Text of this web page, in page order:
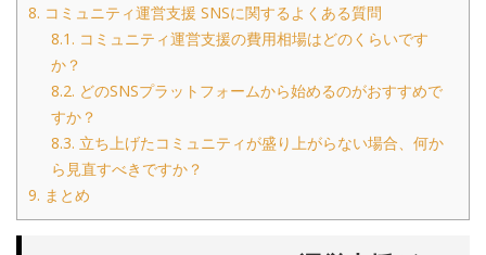
8. コミュニティ運営支援 SNSに関するよくある質問
8.1. コミュニティ運営支援の費用相場はどのくらいです
か？
8.2. どのSNSプラットフォームから始めるのがおすすめで
すか？
8.3. 立ち上げたコミュニティが盛り上がらない場合、何か
ら見直すべきですか？
9. まとめ